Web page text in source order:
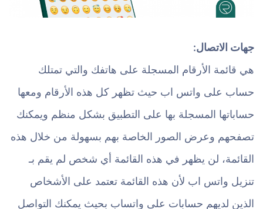
جهات الاتصال:
هي قائمة الأرقام المسجلة على هاتفك والتي تمتلك
حساب على واتس اب حيث تظهر كل هذه الأرقام ومعها
حساباتها المسجلة بها على التطبيق بشكل منظم ويمكنك
تصفحهم وعرض الصور الخاصة بهم بسهولة من خلال هذه
القائمة، لن يظهر في هذه القائمة أي شخص لم يقم بـ
تنزيل واتس اب لأن هذه القائمة تعتمد على الأشخاص
الذين لديهم حسابات على واتساب بحيث يمكنك التواصل